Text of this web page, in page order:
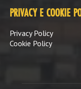
PRIVACY E COOKIE
Privacy Policy
Cookie Policy